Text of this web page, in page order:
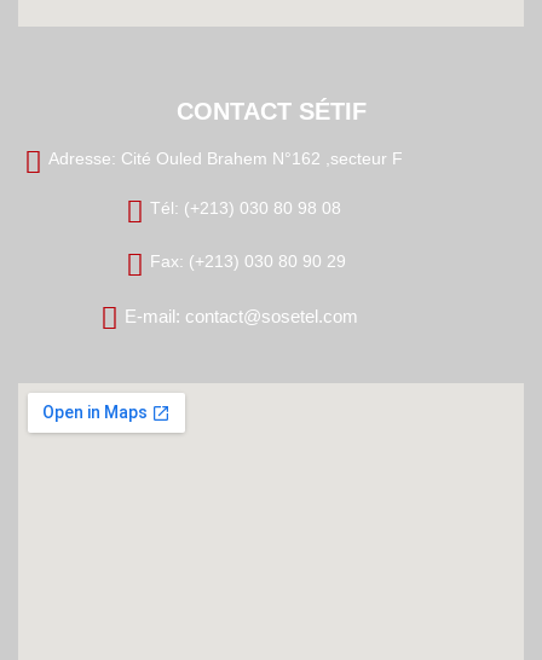
CONTACT SÉTIF
Adresse: Cité Ouled Brahem N°162 ,secteur F
Tél: (+213) 030 80 98 08
Fax: (+213) 030 80 90 29
E-mail: contact@sosetel.com